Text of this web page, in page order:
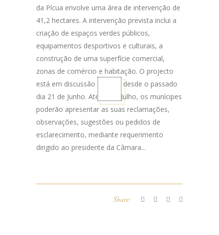
da Pícua envolve uma área de intervenção de
41,2 hectares. A intervenção prevista inclui a
criação de espaços verdes públicos,
equipamentos desportivos e culturais, a
construção de uma superfície comercial,
zonas de comércio e habitação. O projecto
está em discussão pública, desde o passado
dia 21 de Junho. Até 20 de Julho, os munícipes
poderão apresentar as suas reclamações,
observações, sugestões ou pedidos de
esclarecimento, mediante requerimento
dirigido ao presidente da Câmara...
Share: